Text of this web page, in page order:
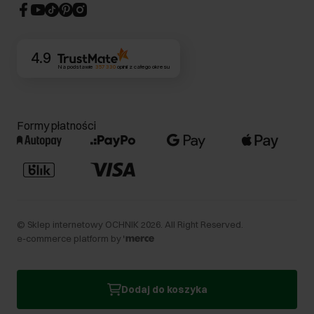
Dodaj do koszyka
CSR
4.9
Na podstawie 357 330opinii z całego okresu
Formy płatności
© Sklep internetowy OCHNIK 2026 . All Right Reserved.
e-commerce platform by